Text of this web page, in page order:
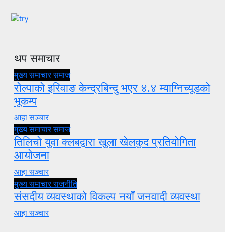
थप समाचार
मुख्य समाचारसमाज
रोल्पाको इरिवाङ केन्द्रबिन्दु भएर ४.४ म्याग्निच्यूडको
भूकम्प
आहा सञ्चार
मुख्य समाचारसमाज
तिलिचो युवा क्लबद्वारा खुला खेलकुद प्रतियोगिता
आयोजना
आहा सञ्चार
मुख्य समाचारराजनीति
संसदीय व्यवस्थाको विकल्प नयाँ जनवादी व्यवस्था
आहा सञ्चार